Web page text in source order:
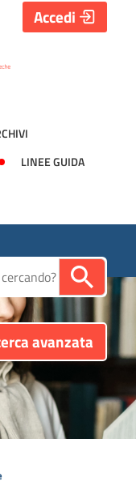
LINEE GUIDA
Accedi
avanzata